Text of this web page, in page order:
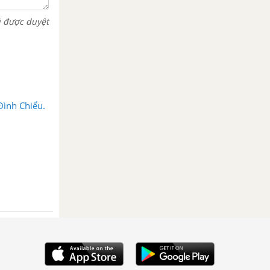
được duyệt
Chiểu.